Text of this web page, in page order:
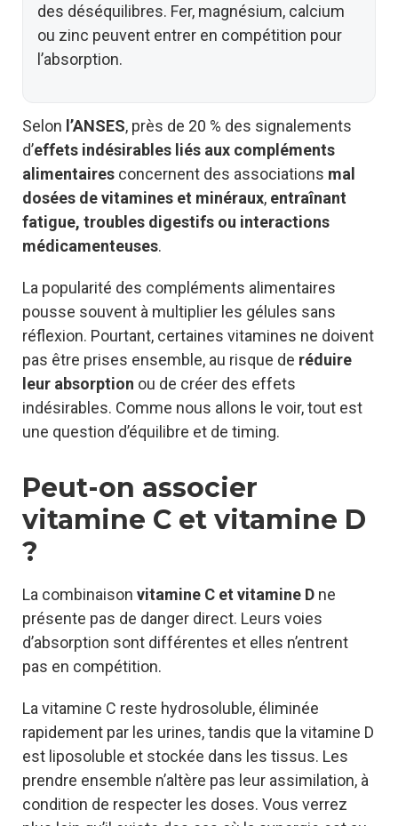
des déséquilibres. Fer, magnésium, calcium
ou zinc peuvent entrer en compétition pour
l’absorption.
Selon l’ANSES, près de 20 % des signalements
d’effets indésirables liés aux compléments
alimentaires concernent des associations mal
dosées de vitamines et minéraux, entraînant
fatigue, troubles digestifs ou interactions
médicamenteuses.
La popularité des compléments alimentaires
pousse souvent à multiplier les gélules sans
réflexion. Pourtant, certaines vitamines ne doivent
pas être prises ensemble, au risque de réduire
leur absorption ou de créer des effets
indésirables. Comme nous allons le voir, tout est
une question d’équilibre et de timing.
Peut-on associer
vitamine C et vitamine D
?
La combinaison vitamine C et vitamine D ne
présente pas de danger direct. Leurs voies
d’absorption sont différentes et elles n’entrent
pas en compétition.
La vitamine C reste hydrosoluble, éliminée
rapidement par les urines, tandis que la vitamine D
est liposoluble et stockée dans les tissus. Les
prendre ensemble n’altère pas leur assimilation, à
condition de respecter les doses. Vous verrez